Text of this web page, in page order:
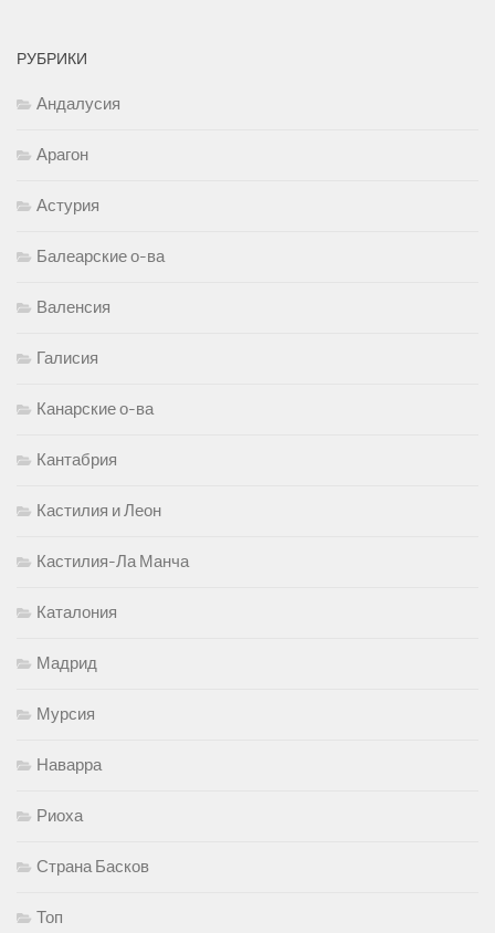
РУБРИКИ
Андалусия
Арагон
Астурия
Балеарские о-ва
Валенсия
Галисия
Канарские о-ва
Кантабрия
Кастилия и Леон
Кастилия-Ла Манча
Каталония
Мадрид
Мурсия
Наварра
Риоха
Страна Басков
Топ